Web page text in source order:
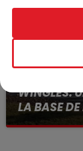
WINGLES:
LA BASE
La victime a